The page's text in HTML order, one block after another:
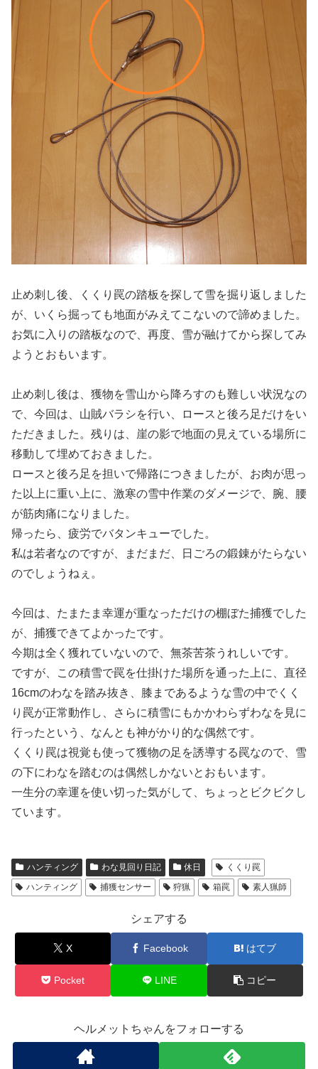
止め刺し後、くくり罠の踏板を探して雪を掘り返しました
が、いくら掘っても地面がみえてこないので諦めました。
お気に入りの踏板なので、再度、雪が融けてから探してみ
ようとおもいます。
止め刺し後は、獲物を雪山から降ろすのも難しい状況なの
で、今回は、山賊バラシを行い、ロースと後ろ足だけをい
ただきました。残りは、崖の影で地面の見えている場所に
移動して埋めておきました。
ロースと後ろ足を担いで帰路につきましたが、お肉が思っ
た以上に重い上に、激寒の雪中作業のダメージで、腕、腰
が筋肉痛になりました。
帰ったら、疲労でバタンキューでした。
私は若者なのですが、まだまだ、日ごろの鍛錬がたらない
のでしょうねぇ。
今回は、たまたま幸運が重なっただけの棚ぼた捕獲でした
が、捕獲できてよかったです。
今期は全く獲れていないので、無茶苦茶うれしいです。
ですが、この積雪で罠を仕掛けた場所を通った上に、直径
16cmのわなを踏み抜き、膝まであるような雪の中でくく
り罠が正常動作し、さらに積雪にもかかわらずわなを見に
行ったという、なんとも神がかり的な偶然です。
くくり罠は視覚も使って獲物の足を誘導する罠なので、雪
の下にわなを踏むのは偶然しかないとおもいます。
一生分の幸運を使い切った気がして、ちょっとビクビクし
ています。
ハンティング わな見回り日記 休日
くくり罠
ハンティング
捕獲センサー 狩猟 箱罠 素人猟師
シェアする
X Facebook はてブ
Pocket LINE コピー
ヘルメットちゃんをフォローする